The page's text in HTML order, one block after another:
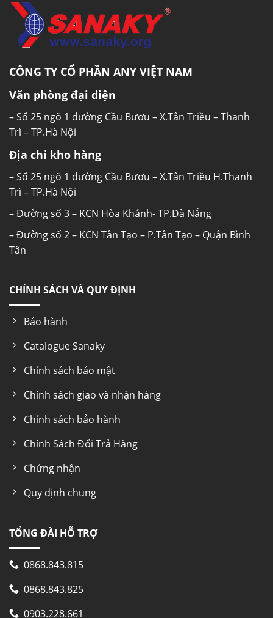
CÔNG TY CỔ PHẦN ANY VIỆT NAM
Văn phòng đại diện
– Số 25 ngõ 1 đường Cầu Bươu – X.Tân Triều – Thanh
Trì – TP.Hà Nội
Địa chỉ kho hàng
– Số 25 ngõ 1 đường Cầu Bươu – X.Tân Triều H.Thanh
Trì – TP.Hà Nội
– Đường số 3 – KCN Hòa Khánh- TP.Đà Nẵng
– Đường số 2 – KCN Tân Tạo – P.Tân Tạo – Quận Bình
Tân
CHÍNH SÁCH VÀ QUY ĐỊNH
Bảo hành
Catalogue Sanaky
Chính sách bảo mật
Chính sách giao và nhận hàng
Chính sách bảo hành
Chính Sách Đổi Trả Hàng
Chứng nhận
Quy định chung
TỔNG ĐÀI HỖ TRỢ
0868.843.815
0868.843.825
0903.228.661